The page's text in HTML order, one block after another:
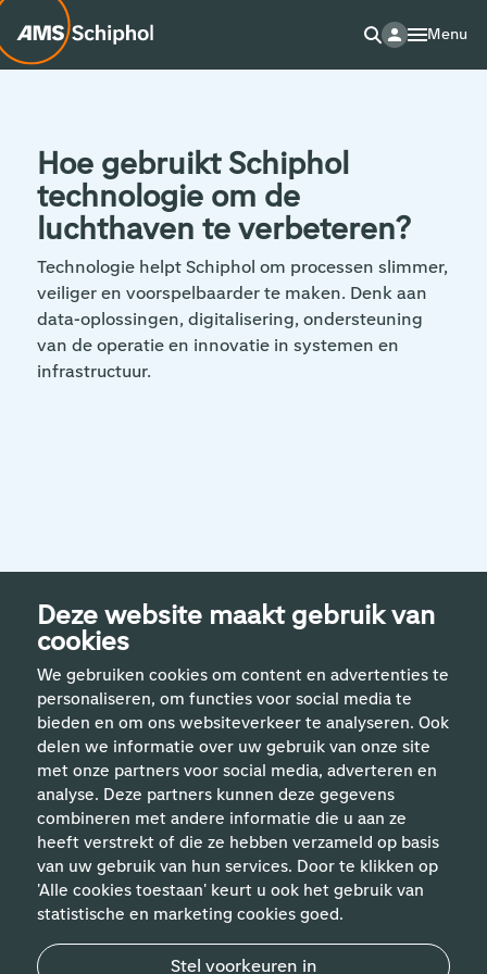
Deze website maakt gebruik van
cookies
We gebruiken cookies om content en advertenties te
personaliseren, om functies voor social media te
bieden en om ons websiteverkeer te analyseren. Ook
delen we informatie over uw gebruik van onze site
met onze partners voor social media, adverteren en
analyse. Deze partners kunnen deze gegevens
combineren met andere informatie die u aan ze
heeft verstrekt of die ze hebben verzameld op basis
van uw gebruik van hun services. Door te klikken op
'Alle cookies toestaan' keurt u ook het gebruik van
statistische en marketing cookies goed.
Stel voorkeuren in
Menu
Hoe gebruikt Schiphol
technologie om de
luchthaven te verbeteren?
Technologie helpt Schiphol om processen slimmer,
veiliger en voorspelbaarder te maken. Denk aan
data-oplossingen, digitalisering, ondersteuning
van de operatie en innovatie in systemen en
infrastructuur.
Handige links
Vakgebieden
Contact